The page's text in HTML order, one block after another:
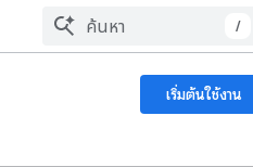
/
เริ่มต้นใช้งาน